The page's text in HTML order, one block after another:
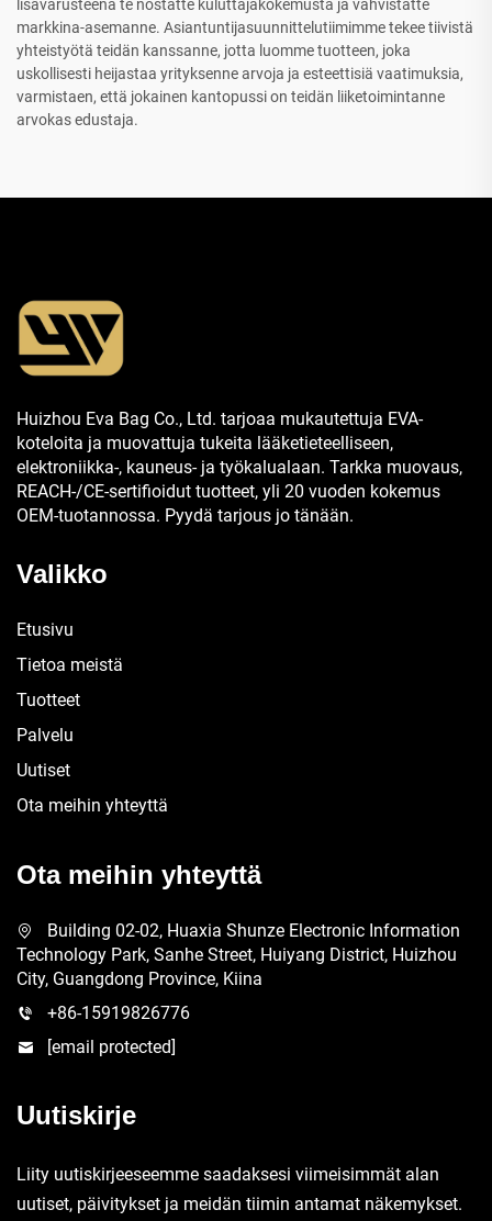
lisävarusteena te nostatte kuluttajakokemusta ja vahvistatte
markkina-asemanne. Asiantuntijasuunnittelutiimimme tekee tiivistä
yhteistyötä teidän kanssanne, jotta luomme tuotteen, joka
uskollisesti heijastaa yrityksenne arvoja ja esteettisiä vaatimuksia,
varmistaen, että jokainen kantopussi on teidän liiketoimintanne
arvokas edustaja.
Huizhou Eva Bag Co., Ltd. tarjoaa mukautettuja EVA-
koteloita ja muovattuja tukeita lääketieteelliseen,
elektroniikka-, kauneus- ja työkalualaan. Tarkka muovaus,
REACH-/CE-sertifioidut tuotteet, yli 20 vuoden kokemus
OEM-tuotannossa. Pyydä tarjous jo tänään.
Valikko
Etusivu
Tietoa meistä
Tuotteet
Palvelu
Uutiset
Ota meihin yhteyttä
Ota meihin yhteyttä
Building 02-02, Huaxia Shunze Electronic Information
Technology Park, Sanhe Street, Huiyang District, Huizhou
City, Guangdong Province, Kiina
+86-15919826776
[email protected]
Uutiskirje
Liity uutiskirjeeseemme saadaksesi viimeisimmät alan
uutiset, päivitykset ja meidän tiimin antamat näkemykset.